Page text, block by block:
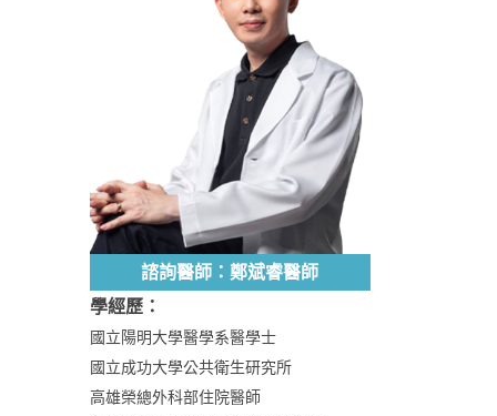
諮詢醫師：鄭斌睿醫師
學經歷：
國立陽明大學醫學系醫學士
國立成功大學公共衛生研究所
高雄榮總外科部住院醫師